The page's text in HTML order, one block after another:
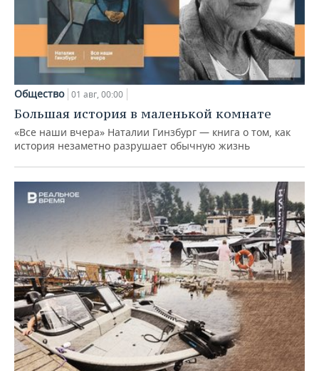
Общество 01 авг, 00:00
Большая история в маленькой комнате
«Все наши вчера» Наталии Гинзбург — книга о том, как
история незаметно разрушает обычную жизнь